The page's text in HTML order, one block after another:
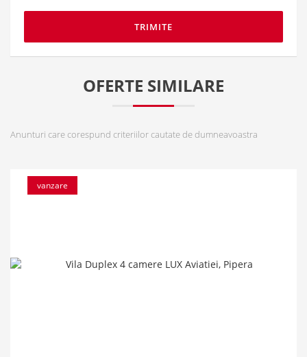
OFERTE SIMILARE
Anunturi care corespund criteriilor cautate de dumneavoastra
vanzare